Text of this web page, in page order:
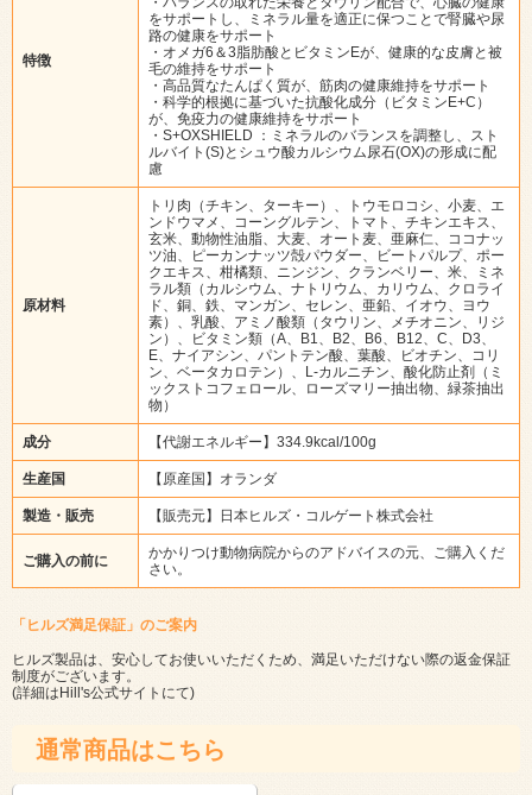
特徴
をサポートし、ミネラル量を適正に保つことで腎臓や尿
路の健康をサポート
・オメガ6＆3脂肪酸とビタミンEが、健康的な皮膚と被
毛の維持をサポート
・高品質なたんぱく質が、筋肉の健康維持をサポート
・科学的根拠に基づいた抗酸化成分（ビタミンE+C）
が、免疫力の健康維持をサポート
・S+OXSHIELD ：ミネラルのバランスを調整し、スト
ルバイト(S)とシュウ酸カルシウム尿石(OX)の形成に配
慮
原材料
トリ肉（チキン、ターキー）、トウモロコシ、小麦、エ
ンドウマメ、コーングルテン、トマト、チキンエキス、
玄米、動物性油脂、大麦、オート麦、亜麻仁、ココナッ
ツ油、ピーカンナッツ殻パウダー、ビートパルプ、ポー
クエキス、柑橘類、ニンジン、クランベリー、米、ミネ
ラル類（カルシウム、ナトリウム、カリウム、クロライ
ド、銅、鉄、マンガン、セレン、亜鉛、イオウ、ヨウ
素）、乳酸、アミノ酸類（タウリン、メチオニン、リジ
ン）、ビタミン類（A、B1、B2、B6、B12、C、D3、
E、ナイアシン、パントテン酸、葉酸、ビオチン、コリ
ン、ベータカロテン）、L-カルニチン、酸化防止剤（ミ
ックストコフェロール、ローズマリー抽出物、緑茶抽出
物）
成分 【代謝エネルギー】334.9kcal/100g
生産国 【原産国】オランダ
製造・販売 【販売元】日本ヒルズ・コルゲート株式会社
ご購入の前に
かかりつけ動物病院からのアドバイスの元、ご購入くだ
さい。
「ヒルズ満足保証」のご案内
ヒルズ製品は、安心してお使いいただくため、満足いただけない際の返金保証
制度がございます。
(詳細はHill's公式サイト にて)
通常商品はこちら